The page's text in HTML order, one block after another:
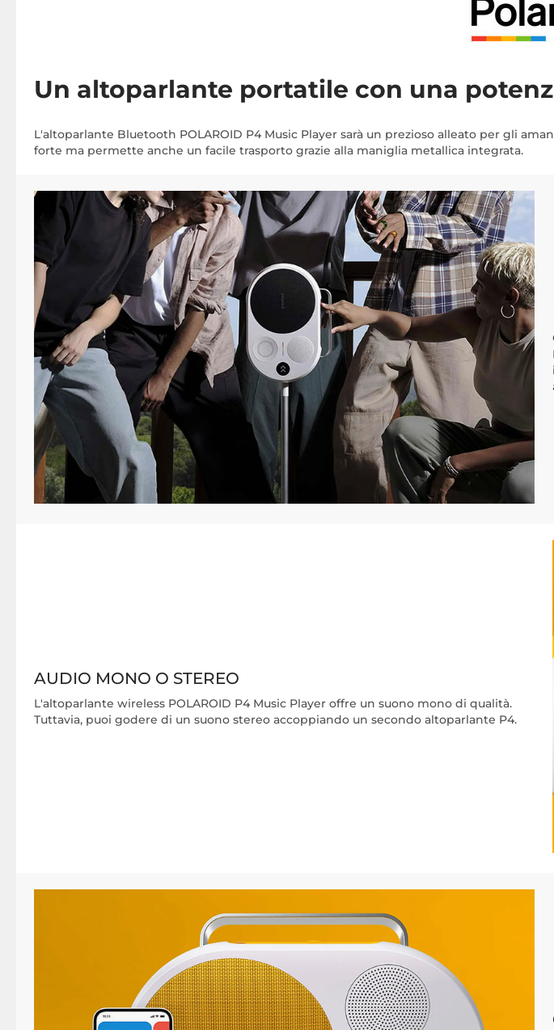
Un altoparlante portatile con una
L'altoparlante Bluetooth POLAROID P4 Music Player sarà un prezioso alleato per gli
forte ma permette anche un facile trasporto grazie alla maniglia metallica integrata.
AUDIO MONO O STEREO
L'altoparlante wireless POLAROID P4 Music Player offre un suono mono di qualità.
Tuttavia, puoi godere di un suono stereo accoppiando un secondo altoparlante P4.